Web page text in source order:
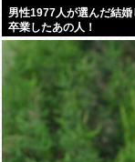
男性1977人が選んだ結
卒業したあの人！